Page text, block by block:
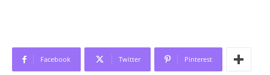
Facebook Twitter Pinterest